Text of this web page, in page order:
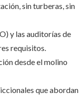
sin turberas, sin
y las auditorías de
requisitos.
desde el molino
que abordan